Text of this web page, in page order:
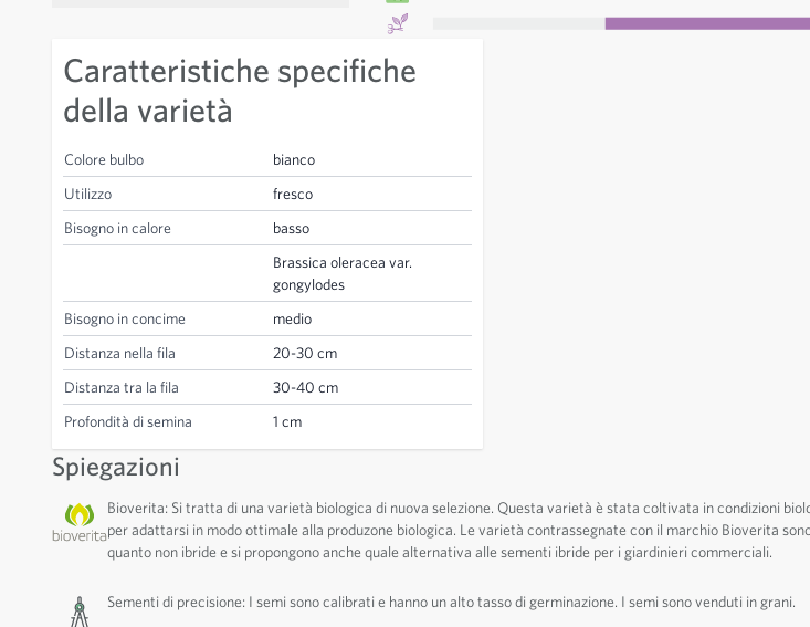
Caratteristiche specifiche
della varietà
Colore bulbo
bianco
Utilizzo
fresco
Bisogno in calore
basso
Brassica oleracea var.
gongylodes
Bisogno in concime
medio
Distanza nella fila
20-30 cm
Distanza tra la fila
30-40 cm
Profondità di semina
1 cm
Spiegazioni
Bioverita: Si tratta di una varietà biologica di nuova selezione. Questa varietà è stata coltivata in condizioni
per adattarsi in modo ottimale alla produzone biologica. Le varietà contrassegnate con il marchio Bioverita
quanto non ibride e si propongono anche quale alternativa alle sementi ibride per i giardinieri commerciali.
Sementi di precisione: I semi sono calibrati e hanno un alto tasso di germinazione. I semi sono venduti in grani.